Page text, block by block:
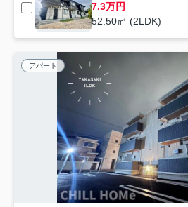
7.3万円
52.50㎡ (2LDK)
アパート